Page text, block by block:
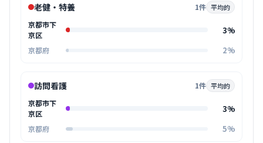
老健・特養 1件 平均的
京都市下
京区
3%
京都府 2%
訪問看護 1件 平均的
京都市下
京区
3%
京都府 5%